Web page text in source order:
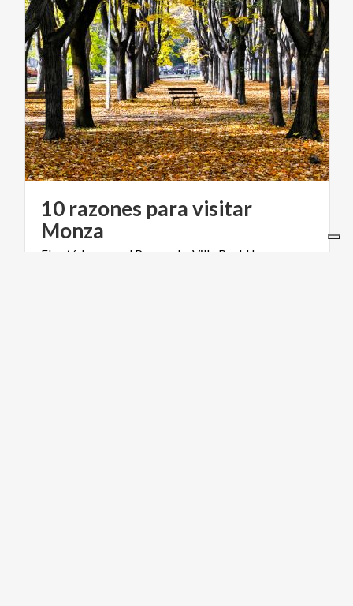
10 razones para visitar
Monza
El autódromo y el Parque. La Villa Real. Un museo